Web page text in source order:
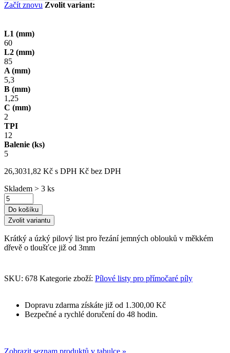
Začít znovu Zvolit variant:
L1 (mm)
60
L2 (mm)
85
A (mm)
5,3
B (mm)
1,25
C (mm)
2
TPI
12
Balenie (ks)
5
26,3031,82 Kč s DPH Kč bez DPH
Skladem > 3 ks
Do košíku
Zvolit variantu
Krátký a úzký pilový list pro řezání jemných oblouků v měkkém
dřevě o tloušťce již od 3mm
SKU: 678 Kategorie zboží: Pílové listy pro přímočaré píly
Dopravu zdarma získáte již od 1.300,00 Kč
Bezpečné a rychlé doručení do 48 hodin.